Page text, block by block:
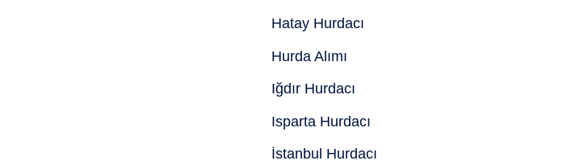
Hatay Hurdacı
Hurda Alımı
Iğdır Hurdacı
Isparta Hurdacı
İstanbul Hurdacı